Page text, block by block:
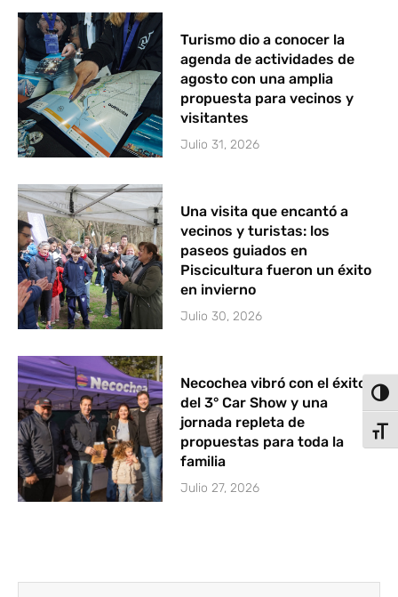
Turismo dio a conocer la
agenda de actividades de
agosto con una amplia
propuesta para vecinos y
visitantes
Julio 31, 2026
Una visita que encantó a
vecinos y turistas: los
paseos guiados en
Piscicultura fueron un éxito
en invierno
Julio 30, 2026
Necochea vibró con el éxito
del 3° Car Show y una
jornada repleta de
propuestas para toda la
familia
Julio 27, 2026